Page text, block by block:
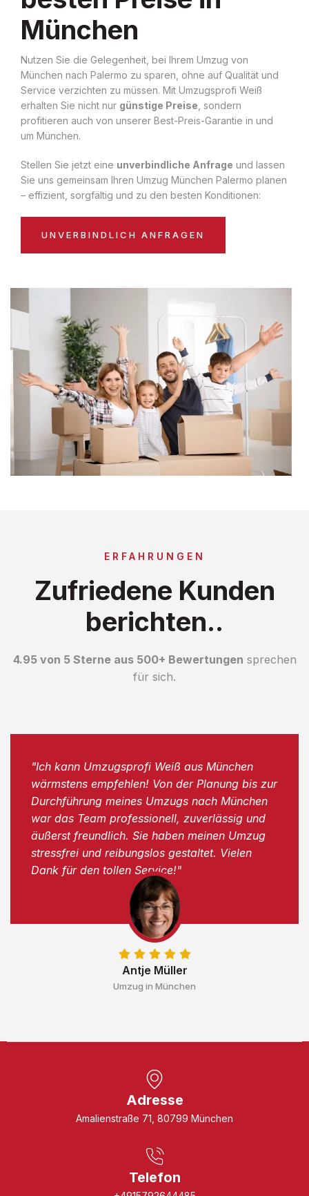
München
Nutzen Sie die Gelegenheit, bei Ihrem Umzug von
München nach Palermo zu sparen, ohne auf Qualität und
Service verzichten zu müssen. Mit Umzugsprofi Weiß
erhalten Sie nicht nur günstige Preise , sondern
profitieren auch von unserer Best-Preis-Garantie in und
um München.
Stellen Sie jetzt eine unverbindliche Anfrage und lassen
Sie uns gemeinsam Ihren Umzug München Palermo planen
– effizient, sorgfältig und zu den besten Konditionen:
UNVERBINDLICH ANFRAGEN
ERFAHRUNGEN
Zufriedene Kunden
berichten..
4.95 von 5 Sterne aus 500+ Bewertungen sprechen
für sich.
Antje Müller
Umzug in München
"Ich kann Umzugsprofi Weiß aus München
wärmstens empfehlen! Von der Planung bis zur
Durchführung meines Umzugs nach München
war das Team professionell, zuverlässig und
äußerst freundlich. Sie haben meinen Umzug
stressfrei und reibungslos gestaltet. Vielen
Dank für den tollen Service!"
Adresse
Amalienstraße 71, 80799 München
Telefon